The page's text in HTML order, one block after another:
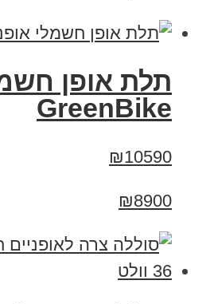
תלת אופן
GreenBike
₪10590
₪8900